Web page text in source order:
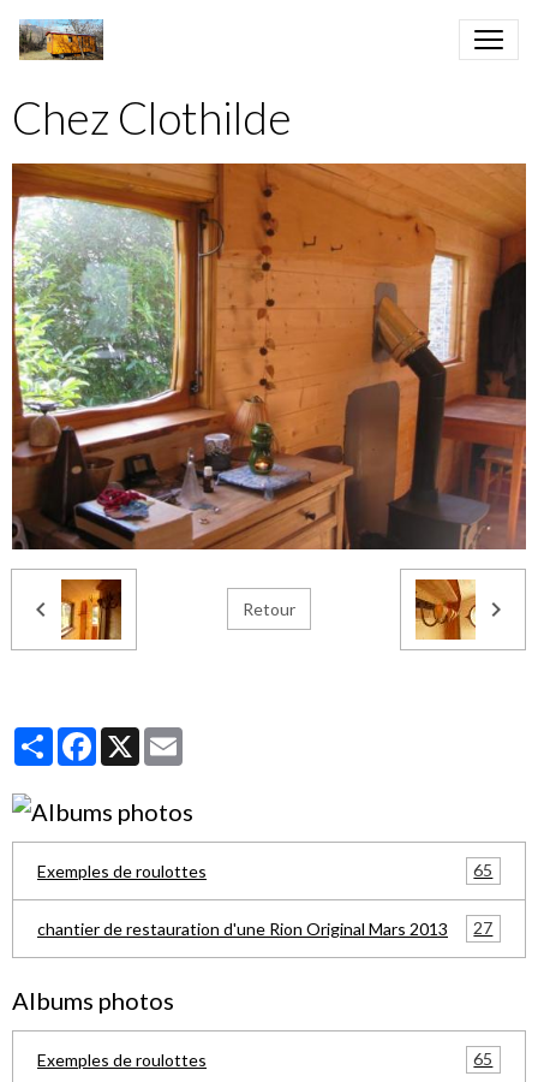
Chez Clothilde
Retour
PartagerFacebook
X
Exemples de roulottes 65
chantier de restauration d'une Rion Original Mars 2013 27
Albums photos
Exemples de roulottes 65